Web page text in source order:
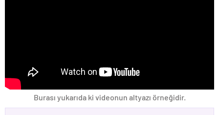
Burası yukarıda ki videonun altyazı örneğidir.